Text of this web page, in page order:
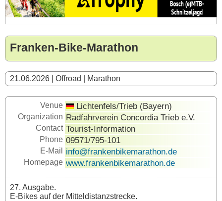
Franken-Bike-Marathon
21.06.2026 | Offroad | Marathon
Venue Lichtenfels/Trieb (Bayern)
Organization Radfahrverein Concordia Trieb e.V.
Contact Tourist-Information
Phone 09571/795-101
E-Mail info@frankenbikemarathon.de
Homepage www.frankenbikemarathon.de
27. Ausgabe.
E-Bikes auf der Mitteldistanzstrecke.